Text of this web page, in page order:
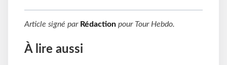
Article signé par Rédaction pour Tour Hebdo.
À lire aussi